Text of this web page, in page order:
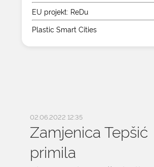
EU projekt: ReDu
Plastic Smart Cities
02.06.2022 12:35
Zamjenica Tepšić
primila